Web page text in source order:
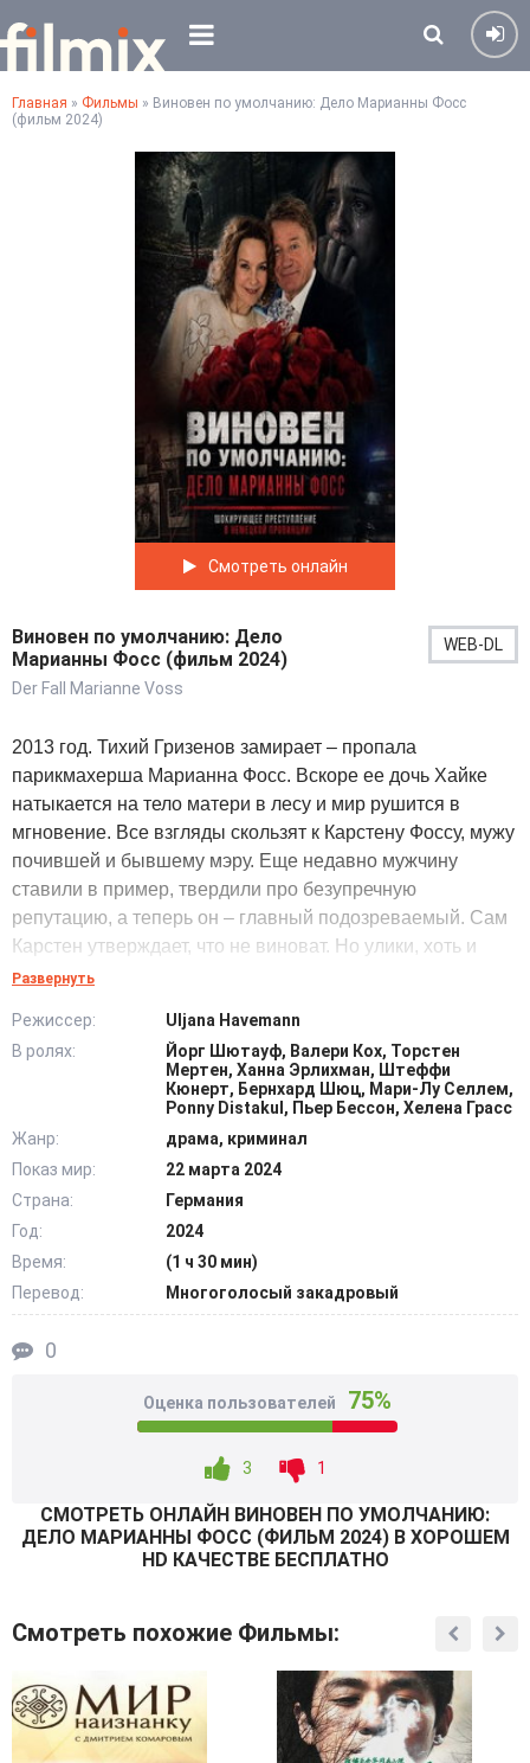
Главная » Фильмы » Виновен по умолчанию: Дело Марианны Фосс
(фильм 2024)
Смотреть онлайн
Виновен по умолчанию: Дело
Марианны Фосс (фильм 2024)
Der Fall Marianne Voss
WEB-DL
2013 год. Тихий Гризенов замирает – пропала
парикмахерша Марианна Фосс. Вскоре ее дочь Хайке
натыкается на тело матери в лесу и мир рушится в
мгновение. Все взгляды скользят к Карстену Фоссу, мужу
почившей и бывшему мэру. Еще недавно мужчину
ставили в пример, твердили про безупречную
репутацию, а теперь он – главный подозреваемый. Сам
Карстен утверждает, что не виноват. Но улики, хоть и
косвенные, складываются в упрямую цепочку, а суд
звучат чужие слова, камера уводит зрителя назад – в
начало девяностых. Проступает история пары: как они
проживали перемены, ловили минуты признания и
глотали личные кризисы. Снаружи все выглядело как
крепкий брак, но за фасадом копились обиды, случались
измены, тянулись невидимые нити зависимости и
прятались ссоры. Развивается горький разговор о том,
как годами реально держать лицо и казаться
счастливыми, пока трагедия не смешает все карты и не
заставит усомниться. @Filmix.fan
Развернуть
Режиссер:
Uljana Havemann
В ролях:
Йорг Шютауф, Валери Кох, Торстен
Мертен, Ханна Эрлихман, Штеффи
Кюнерт, Бернхард Шюц, Мари-Лу Селлем,
Ponny Distakul, Пьер Бессон, Хелена Грасс
Жанр:
драма, криминал
Показ мир:
22 марта 2024
Страна:
Германия
Год:
2024
Время:
(1 ч 30 мин)
Перевод:
Многоголосый закадровый
0
Оценка пользователей 75%
3 1
СМОТРEТЬ ОНЛАЙН ВИНОВЕН ПО УМОЛЧАНИЮ:
ДЕЛО МАРИАННЫ ФОСС (ФИЛЬМ 2024) В ХОРОШЕМ
HD КАЧЕСТВЕ БЕСПЛАТНО
Смотреть похожие Фильмы: